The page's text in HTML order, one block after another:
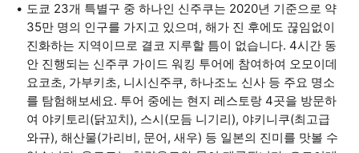
도쿄 23개 특별구 중 하나인 신주쿠는 2020년 기준으로 약
35만 명의 인구를 가지고 있으며, 해가 진 후에도 끊임없이
진화하는 지역이므로 결코 지루할 틈이 없습니다. 4시간 동
안 진행되는 신주쿠 가이드 워킹 투어에 참여하여 오모이데
요코초, 가부키초, 니시신주쿠, 하나조노 신사 등 주요 명소
를 탐험해보세요. 투어 중에는 현지 레스토랑 4곳을 방문하
여 야키토리(닭꼬치), 스시(모듬 니기리), 야키니쿠(최고급
와규), 해산물(가리비, 문어, 새우) 등 일본의 진미를 맛볼 수